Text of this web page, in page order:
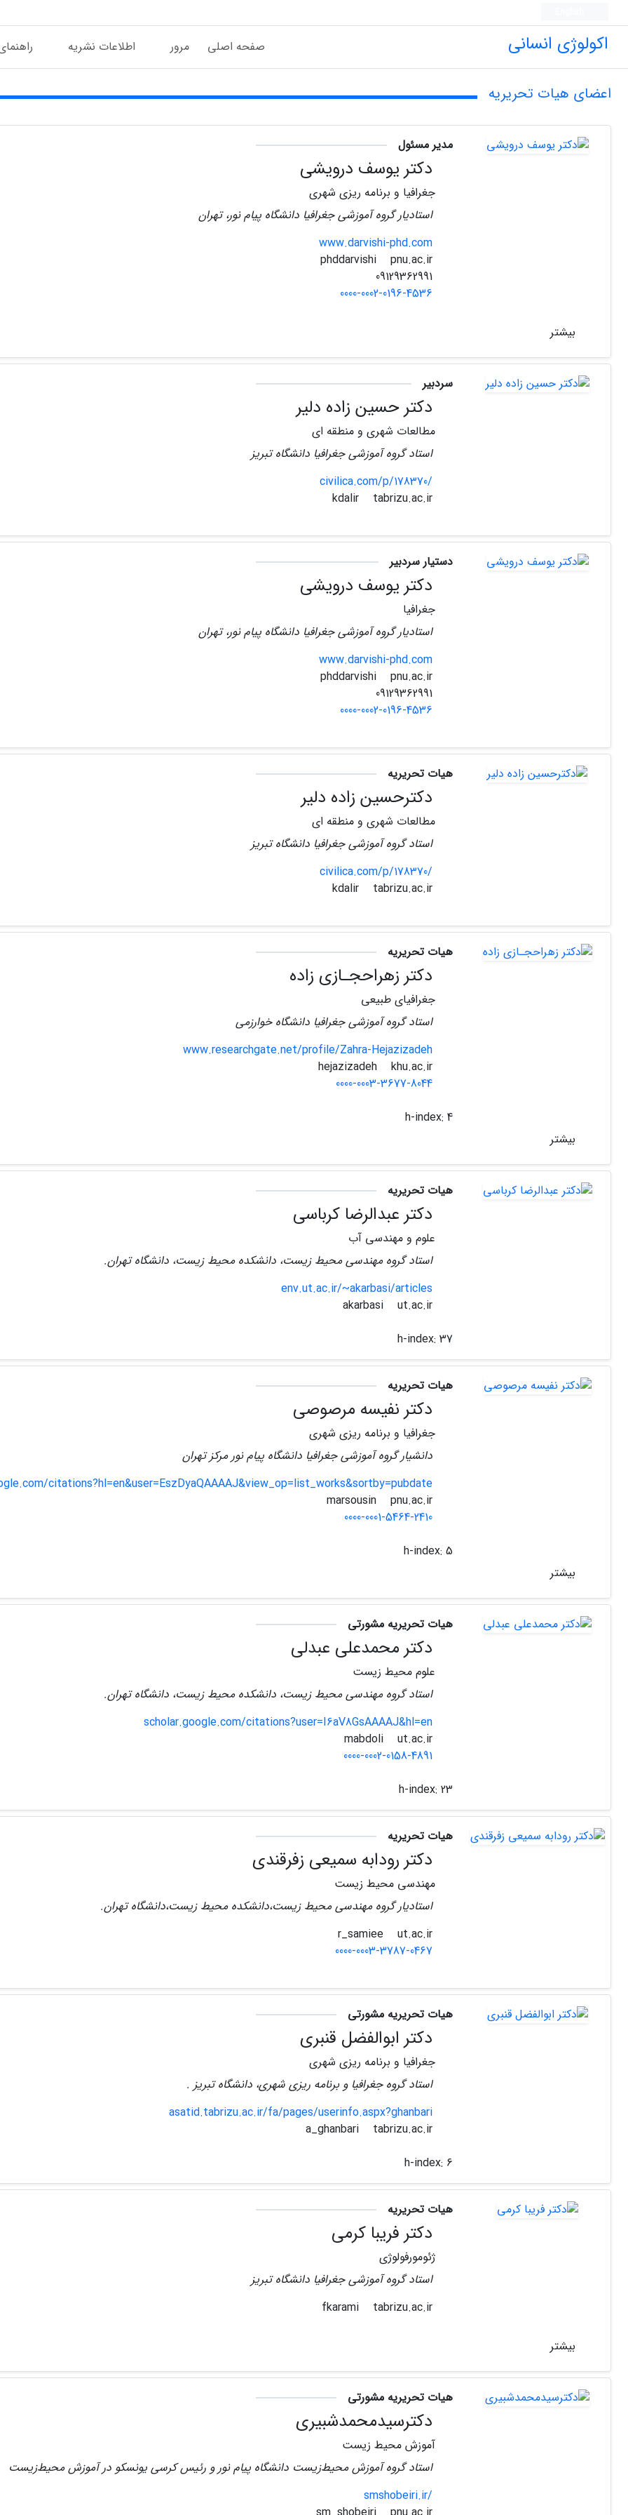
اکولوژی انسانی صفحه اصلی مرور اطلاعات نشریه
اعضای هیات تحریریه
مدیر مسئول
دکتر یوسف درویشی
جغرافیا و برنامه ریزی شهری
استادیار گروه آموزشی جغرافیا دانشگاه پیام نور، تهران
www.darvishi-phd.com
pnu.ac.ir
0000-0002-0196-4536
بیشتر
سردبیر
دکتر حسین زاده دلیر
مطالعات شهری و منطقه ای
استاد گروه آموزشی جغرافیا دانشگاه تبریز
civilica.com/p/178370/
tabrizu.ac.ir
دستیار سردبیر
دکتر یوسف درویشی
جغرافیا
استادیار گروه آموزشی جغرافیا دانشگاه پیام نور، تهران
www.darvishi-phd.com
pnu.ac.ir
0000-0002-0196-4536
هیات تحریریه
دکترحسین زاده دلیر
مطالعات شهری و منطقه ای
استاد گروه آموزشی جغرافیا دانشگاه تبریز
civilica.com/p/178370/
tabrizu.ac.ir
هیات تحریریه
دکتر زهراحجـازی زاده
جغرافیای طبیعی
استاد گروه آموزشی جغرافیا دانشگاه خوارزمی
www.researchgate.net/profile/Zahra-Hejazizadeh
khu.ac.ir
0000-0003-3677-8044
h-index: 4
بیشتر
هیات تحریریه
دکتر عبدالرضا کرباسی
علوم و مهندسی آب
استاد گروه مهندسی محیط زیست، دانشکده محیط زیست، دانشگاه تهران.
env.ut.ac.ir/~akarbasi/articles
ut.ac.ir
h-index: 37
هیات تحریریه
دکتر نفیسه مرصوصی
جغرافیا و برنامه ریزی شهری
دانشیار گروه آموزشی جغرافیا دانشگاه پیام نور مرکز تهران
citations?hl=en&user=EszDyaQAAAAJ&view_op=list_works&sortby=pubdate
pnu.ac.ir
0000-0001-5464-2410
h-index: 5
بیشتر
هیات تحریریه مشورتی
دکتر محمدعلی عبدلی
علوم محیط زیست
استاد گروه مهندسی محیط زیست، دانشکده محیط زیست، دانشگاه تهران.
scholar.google.com/citations?user=I6aV8GsAAAAJ&hl=en
ut.ac.ir
0000-0002-0158-4891
h-index: 23
هیات تحریریه
دکتر رودابه سمیعی زفرقندی
مهندسی محیط زیست
استادیار گروه مهندسی محیط زیست،دانشکده محیط زیست،دانشگاه تهران.
ut.ac.ir
0000-0003-3787-0467
هیات تحریریه مشورتی
دکتر ابوالفضل قنبری
جغرافیا و برنامه ریزی شهری
استاد گروه جغرافیا و برنامه ریزی شهری، دانشگاه تبریز .
asatid.tabrizu.ac.ir/fa/pages/userinfo.aspx?ghanbari
tabrizu.ac.ir
h-index: 6
هیات تحریریه
دکتر فریبا کرمی
ژئومورفولوژی
استاد گروه آموزشی جغرافیا دانشگاه تبریز
tabrizu.ac.ir
بیشتر
هیات تحریریه مشورتی
دکترسیدمحمدشبیری
آموزش محیط زیست
استاد گروه آموزش محیط‌زیست دانشگاه پیام نور و رئیس کرسی یونسکو در آموزش محیط‌زیست
smshobeiri.ir/